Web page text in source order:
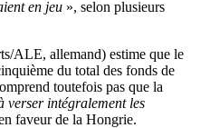
en jeu », selon plusieurs
ALE, allemand) estime que le
du total des fonds de
toutefois pas que la
verser intégralement les
faveur de la Hongrie.